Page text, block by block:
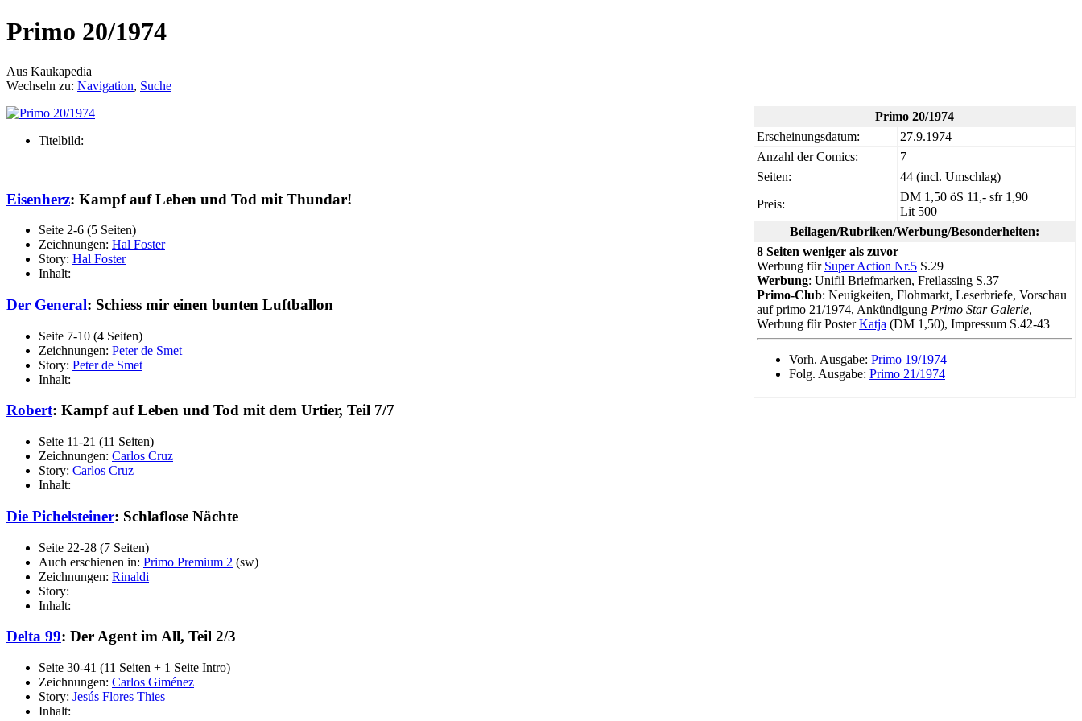
Primo 20/1974
Aus Kaukapedia
Wechseln zu: Navigation, Suche
Primo 20/1974
Erscheinungsdatum:
27.9.1974
Anzahl der Comics:
7
Seiten:
44 (incl. Umschlag)
Preis:
DM 1,50 öS 11,- sfr 1,90
Lit 500
Beilagen/Rubriken/Werbung/Besonderheiten:
8 Seiten weniger als zuvor
Werbung für Super Action Nr.5 S.29
Werbung: Unifil Briefmarken, Freilassing S.37
Primo-Club: Neuigkeiten, Flohmarkt, Leserbriefe, Vorschau
auf primo 21/1974, Ankündigung Primo Star Galerie,
Werbung für PosterKatja (DM 1,50), Impressum S.42-43
Vorh. Ausgabe: Primo 19/1974
Folg. Ausgabe: Primo 21/1974
Titelbild:
Eisenherz: Kampf auf Leben und Tod mit Thundar!
Seite 2-6 (5 Seiten)
Zeichnungen: Hal Foster
Story: Hal Foster
Inhalt:
Der General: Schiess mir einen bunten Luftballon
Seite 7-10 (4 Seiten)
Zeichnungen: Peter de Smet
Story: Peter de Smet
Inhalt:
Robert: Kampf auf Leben und Tod mit dem Urtier, Teil 7/7
Seite 11-21 (11 Seiten)
Zeichnungen: Carlos Cruz
Story: Carlos Cruz
Inhalt:
Die Pichelsteiner: Schlaflose Nächte
Seite 22-28 (7 Seiten)
Auch erschienen in: Primo Premium 2 (sw)
Zeichnungen: Rinaldi
Story:
Inhalt:
Delta 99: Der Agent im All, Teil 2/3
Seite 30-41 (11 Seiten + 1 Seite Intro)
Zeichnungen: Carlos Giménez
Story: Jesús Flores Thies
Inhalt: